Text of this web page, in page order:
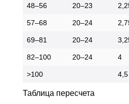
48–56 20–23
57–68 20–24
69–81 20–24
82–100 20–24 4
>100 4,5
Таблица пересчета